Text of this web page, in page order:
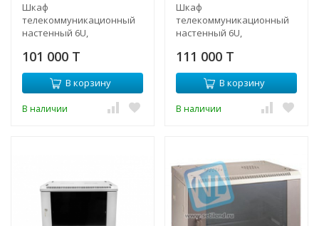
Шкаф
телекоммуникационный
настенный 6U,
(стеклянная дверь)
101 000 T
В корзину
В наличии
Шкаф
телекоммуникационный
настенный 6U,
111 000 T
В корзину
В наличии